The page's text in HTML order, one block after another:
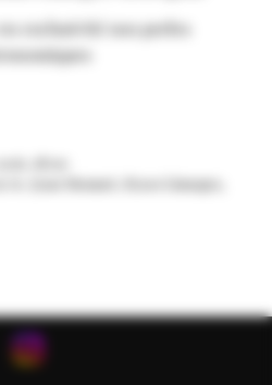
exclusivité nos perles
Jean Monnet, 87100 Limoges,